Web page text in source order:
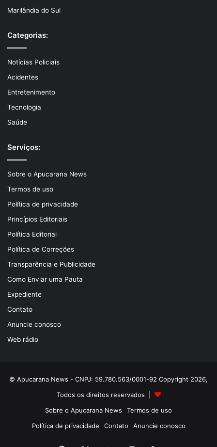
Marilândia do Sul
Categorias:
Notícias Policiais
Acidentes
Entretenimento
Tecnologia
Saúde
Serviços:
Sobre o Apucarana News
Termos de uso
Política de privacidade
Princípios Editoriais
Política Editorial
Política de Correções
Transparência e Publicidade
Como Enviar uma Pauta
Expediente
Contato
Anuncie conosco
Web rádio
© Apucarana News - CNPJ: 59.780.563/0001-92 Copyright 2026,
Todos os direitos reservados |
Sobre o Apucarana News
Termos de uso
Política de privacidade
Contato Anuncie conosco